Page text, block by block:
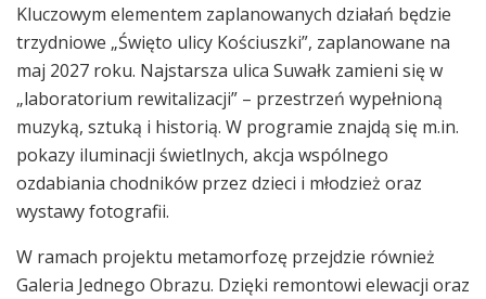
Kluczowym elementem zaplanowanych działań będzie
trzydniowe „Święto ulicy Kościuszki”, zaplanowane na
maj 2027 roku. Najstarsza ulica Suwałk zamieni się w
„laboratorium rewitalizacji” – przestrzeń wypełnioną
muzyką, sztuką i historią. W programie znajdą się m.in.
pokazy iluminacji świetlnych, akcja wspólnego
ozdabiania chodników przez dzieci i młodzież oraz
wystawy fotografii.
W ramach projektu metamorfozę przejdzie również
Galeria Jednego Obrazu. Dzięki remontowi elewacji oraz